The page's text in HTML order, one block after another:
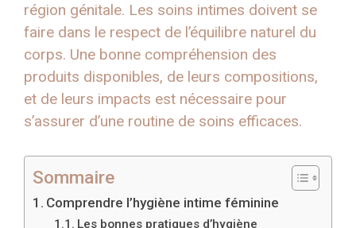
région génitale. Les soins intimes doivent se
faire dans le respect de l’équilibre naturel du
corps. Une bonne compréhension des
produits disponibles, de leurs compositions,
et de leurs impacts est nécessaire pour
s’assurer d’une routine de soins efficaces.
Sommaire
Comprendre l’hygiène intime féminine
Les bonnes pratiques d’hygiène